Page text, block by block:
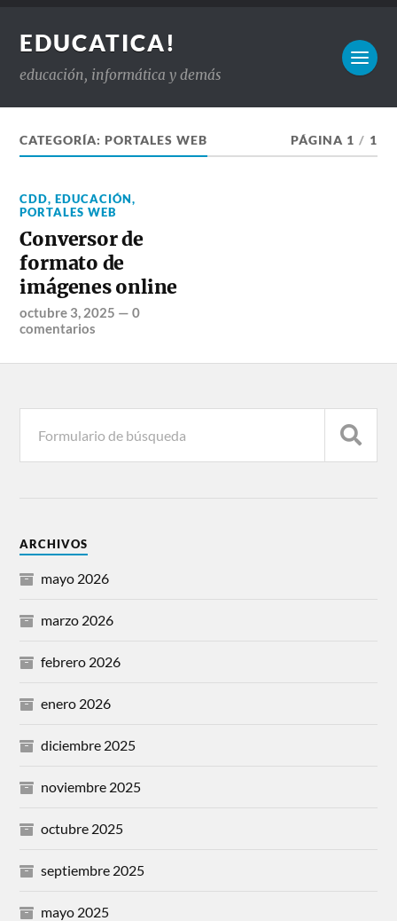
EDUCATICA!
educación, informática y demás
CATEGORÍA:PORTALES WEB PÁGINA 1 / 1
CDD,EDUCACIÓN,
PORTALES WEB
Conversor de
formato de
imágenes online
octubre 3, 2025 —0
comentarios
ARCHIVOS
mayo 2026
marzo 2026
febrero 2026
enero 2026
diciembre 2025
noviembre 2025
octubre 2025
septiembre 2025
mayo 2025